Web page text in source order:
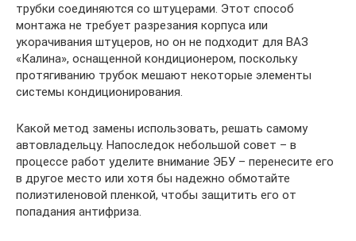
трубки соединяются со штуцерами. Этот способ
монтажа не требует разрезания корпуса или
укорачивания штуцеров, но он не подходит для ВАЗ
«Калина», оснащенной кондиционером, поскольку
протягиванию трубок мешают некоторые элементы
системы кондиционирования.
Какой метод замены использовать, решать самому
автовладельцу. Напоследок небольшой совет – в
процессе работ уделите внимание ЭБУ – перенесите его
в другое место или хотя бы надежно обмотайте
полиэтиленовой пленкой, чтобы защитить его от
попадания антифриза.